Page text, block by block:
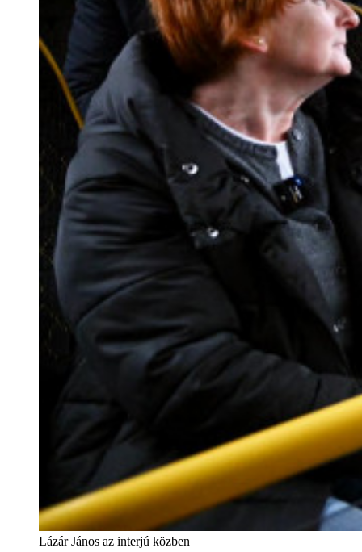
Lázár János az interjú közben